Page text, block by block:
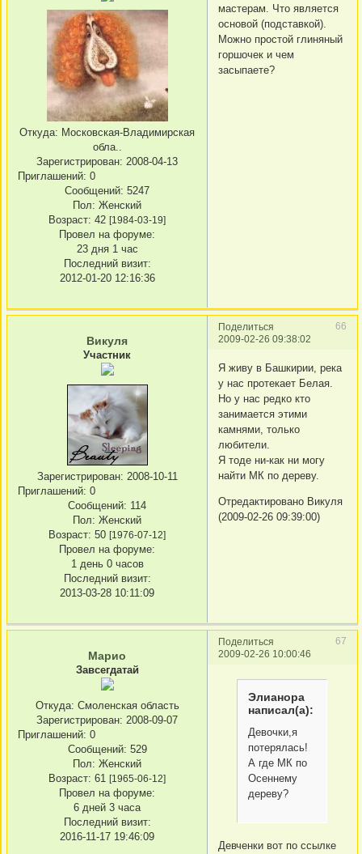
Откуда: Московская-Владимирская
обла..
Зарегистрирован: 2008-04-13
Приглашений: 0
Сообщений: 5247
Пол: Женский
Возраст: 42 [1984-03-19]
Провел на форуме:
23 дня 1 час
Последний визит:
2012-01-20 12:16:36
мастерам. Что является
основой (подставкой).
Можно простой глиняный
горшочек и чем
засыпаете?
Поделиться
66
2009-02-26 09:38:02
Викуля
Участник
Зарегистрирован: 2008-10-11
Приглашений: 0
Сообщений: 114
Пол: Женский
Возраст: 50 [1976-07-12]
Провел на форуме:
1 день 0 часов
Последний визит:
2013-03-28 10:11:09
Я живу в Башкирии, река
у нас протекает Белая.
Но у нас редко кто
занимается этими
камнями, только
любители.
Я тоде ни-как ни могу
найти МК по дереву.
Отредактировано Викуля
(2009-02-26 09:39:00)
Поделиться
67
2009-02-26 10:00:46
Марио
Завсегдатай
Откуда: Смоленская область
Зарегистрирован: 2008-09-07
Приглашений: 0
Сообщений: 529
Пол: Женский
Возраст: 61 [1965-06-12]
Провел на форуме:
6 дней 3 часа
Последний визит:
2016-11-17 19:46:09
Элианора
написал(а):
Девочки,я
потерялась!
А где МК по
Осеннему
дереву?
Девченки вот по ссылке